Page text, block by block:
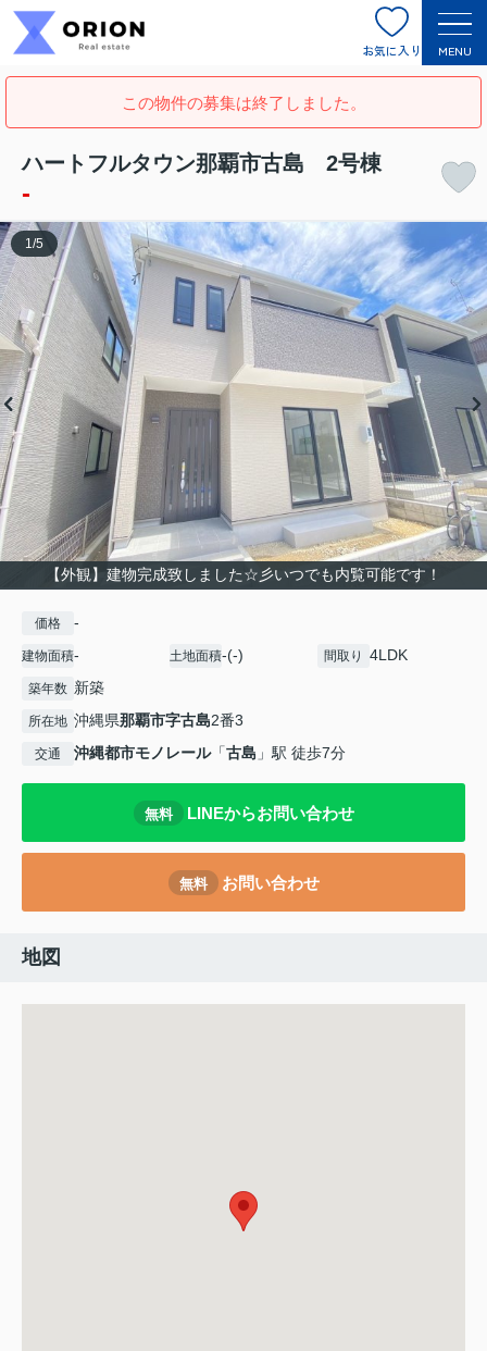
お気に入り MENU
この物件の募集は終了しました。
ハートフルタウン那覇市古島 2号棟
-
【外観】建物完成致しました☆彡いつでも内覧可能です！
1 /5
価格 -
建物面積- 土地面積-(-) 間取り 4LDK
築年数 新築
所在地 沖縄県那覇市字古島2番3
交通 沖縄都市モノレール「古島 」駅 徒歩7分
無料 LINEからお問い合わせ
無料 お問い合わせ
地図